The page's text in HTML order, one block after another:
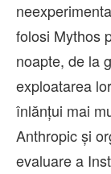
folosi Mythos
noapte, de la
exploatarea
înlănțui mai
Anthropic și
evaluare a